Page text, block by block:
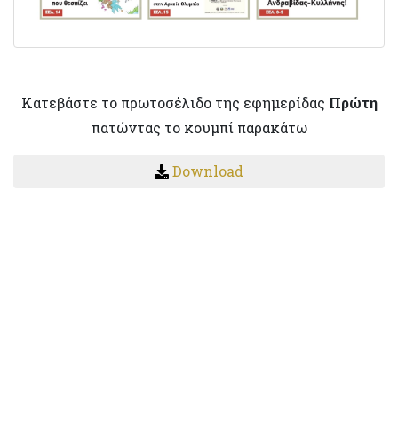
Κατεβάστε το πρωτοσέλιδο της εφημερίδας Πρώτη
πατώντας το κουμπί παρακάτω
Download